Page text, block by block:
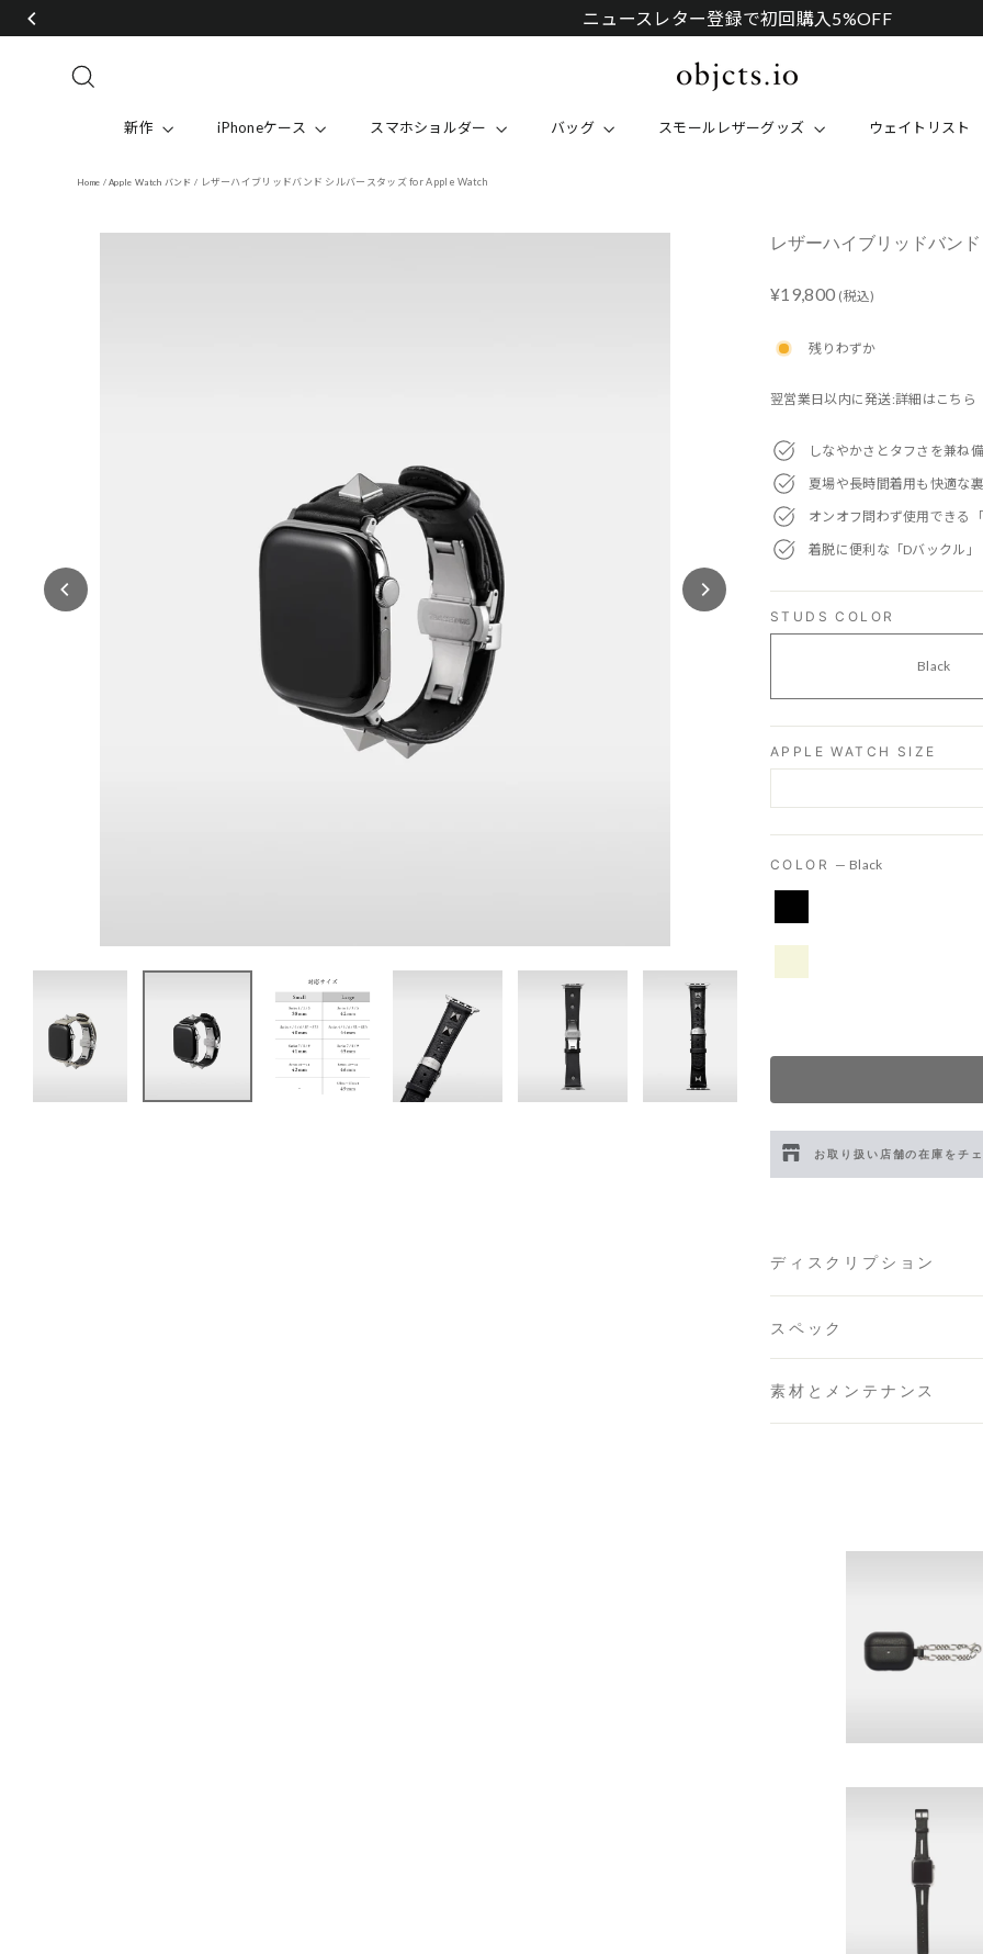
content
ニュースレター登録で初回購入5%OFF
新作 iPhoneケース スマホショルダー バッグ スモールレザーグッズ ウェイトリスト
Home / Apple Watch バンド / レザーハイブリッドバンド シルバースタッズ for Apple Watch
レザーハイブリッドバン
Regular
¥19,800 (税込)
残りわずか
翌営業日以内に発送:詳細はこちら
しなやかさとタフさを兼ね
夏場や長時間着用も快適な
オンオフ問わず使用できる
着脱に便利な「Dバックル」
STUDS COLOR
Black
APPLE WATCH SIZE
COLOR — Black
お取り扱い店舗の在庫をチ
渋谷スクランブルスクエア店
日本橋コレド室町テラス店
- 在庫 -X
※売り切れやお取り置き等で在
※最新の在庫状況は店舗へ直接
※各店舗の詳細はこちら
ディスクリプション
スペック
素材とメンテナンス